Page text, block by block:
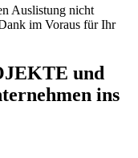
Auslistung nicht
im Voraus für Ihr
und
ins